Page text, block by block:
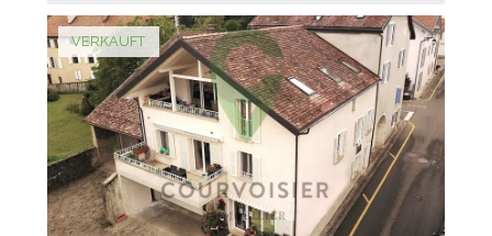
VERKAUFT